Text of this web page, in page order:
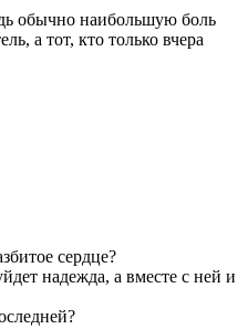
обычно наибольшую боль
а тот, кто только вчера
сердце?
надежда, а вместе с ней и